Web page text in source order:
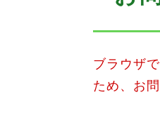
ブラウザ
ため、お